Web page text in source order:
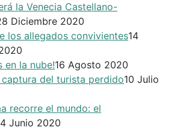
la Venecia Castellano-
Diciembre 2020
los allegados convivientes14
en la nube!16 Agosto 2020
captura del turista perdido10 Julio
recorre el mundo: el
Junio 2020